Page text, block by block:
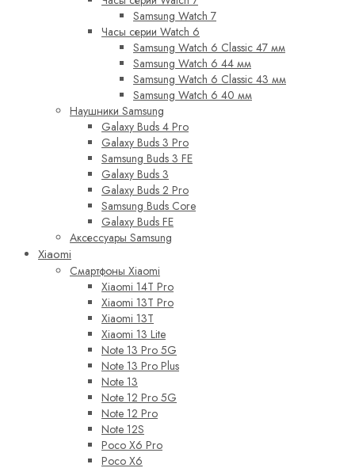
Samsung Watch 7
Часы серии Watch 6
Samsung Watch 6 Classic 47 мм
Samsung Watch 6 44 мм
Samsung Watch 6 Classic 43 мм
Samsung Watch 6 40 мм
Наушники Samsung
Galaxy Buds 4 Pro
Galaxy Buds 3 Pro
Samsung Buds 3 FE
Galaxy Buds 3
Galaxy Buds 2 Pro
Samsung Buds Core
Galaxy Buds FE
Аксессуары Samsung
Xiaomi
Смартфоны Xiaomi
Xiaomi 14T Pro
Xiaomi 13T Pro
Xiaomi 13T
Xiaomi 13 Lite
Note 13 Pro 5G
Note 13 Pro Plus
Note 13
Note 12 Pro 5G
Note 12 Pro
Note 12S
Poco X6 Pro
Poco X6